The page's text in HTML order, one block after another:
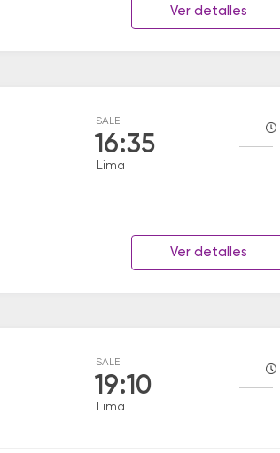
Ver detalles
SALE
16:35
Lima
Ver detalles
SALE
19:10
Lima